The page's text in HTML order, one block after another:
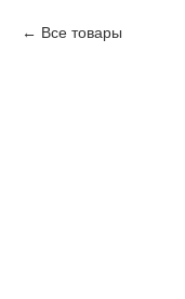
Все товары